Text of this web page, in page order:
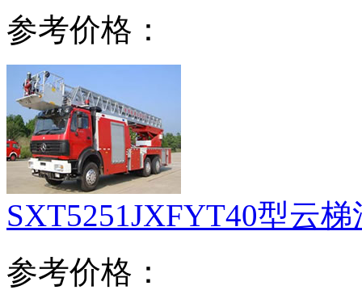
参考价格：
SXT5251JXFYT40型云
参考价格：